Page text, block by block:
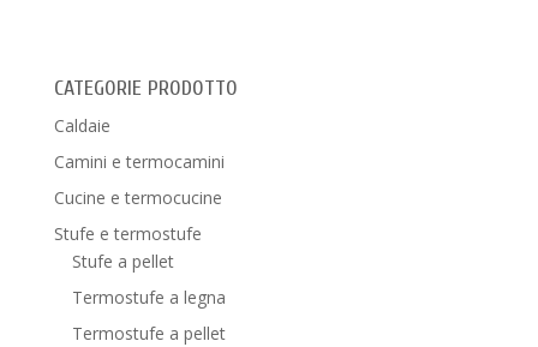
CATEGORIE PRODOTTO
Caldaie
Camini e termocamini
Cucine e termocucine
Stufe e termostufe
Stufe a pellet
Termostufe a legna
Termostufe a pellet